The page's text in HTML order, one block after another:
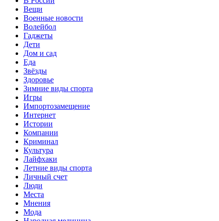
Вещи
Военные новости
Волейбол
Гаджеты
Дети
Дом и сад
Еда
Звёзды
Здоровье
Зимние виды спорта
Игры
Импортозамещение
Интернет
Истории
Компании
Криминал
Культура
Лайфхаки
Летние виды спорта
Личный счет
Люди
Места
Мнения
Мода